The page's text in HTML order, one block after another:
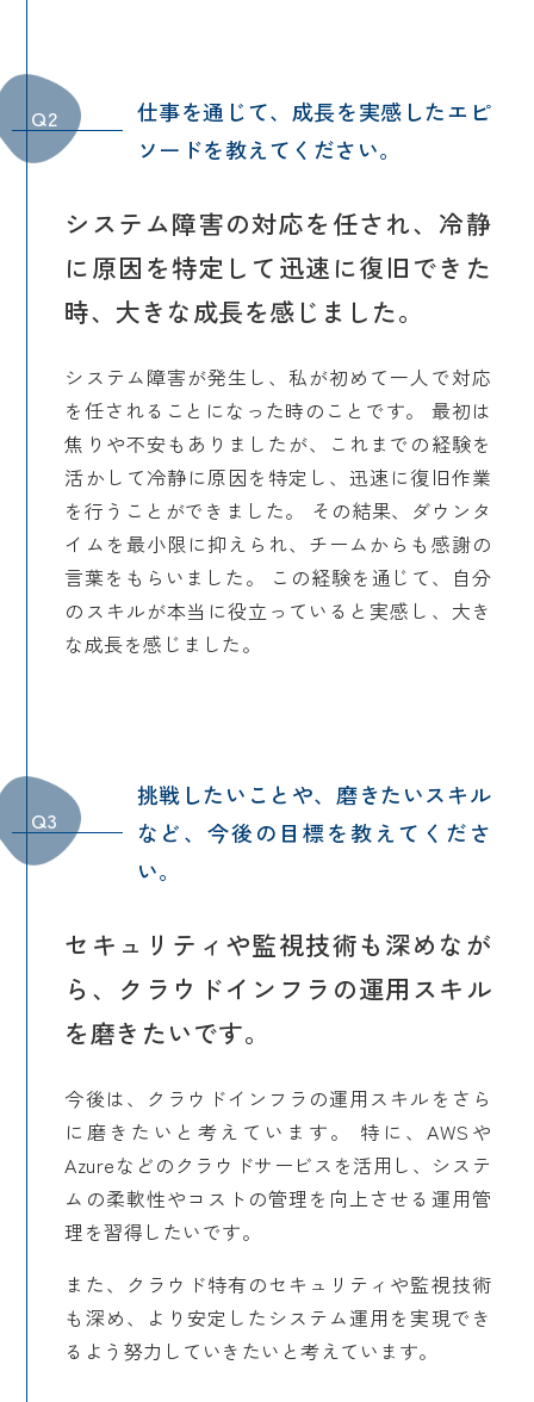
Q2
仕事を通じて、成長を実感したエピ
ソードを教えてください。
システム障害の対応を任され、冷静
に原因を特定して迅速に復旧できた
時、大きな成長を感じました。
システム障害が発生し、私が初めて一人で対応
を任されることになった時のことです。 最初は
焦りや不安もありましたが、これまでの経験を
活かして冷静に原因を特定し、迅速に復旧作業
を行うことができました。 その結果、ダウンタ
イムを最小限に抑えられ、チームからも感謝の
言葉をもらいました。 この経験を通じて、自分
のスキルが本当に役立っていると実感し、大き
な成長を感じました。
Q3
挑戦したいことや、磨きたいスキル
など、今後の目標を教えてくださ
い。
セキュリティや監視技術も深めなが
ら、クラウドインフラの運用スキル
を磨きたいです。
今後は、クラウドインフラの運用スキルをさら
に磨きたいと考えています。 特に、AWSや
Azureなどのクラウドサービスを活用し、システ
ムの柔軟性やコストの管理を向上させる運用管
理を習得したいです。
また、クラウド特有のセキュリティや監視技術
も深め、より安定したシステム運用を実現でき
るよう努力していきたいと考えています。